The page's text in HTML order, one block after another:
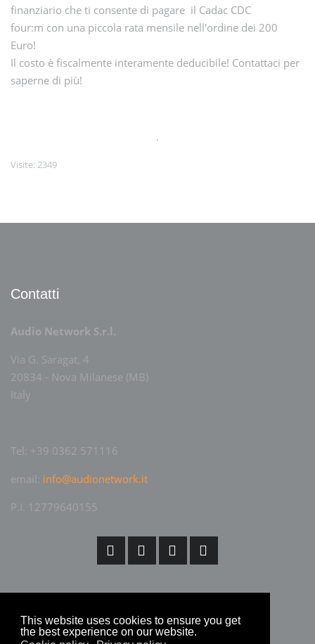
This website uses cookies to ensure you get
the best experience on our website.
finanziario che ti consente di pagare il Cadac CDC
four:m con una piccola rata mensile nell'ordine dei 200
Euro!
Il costo è fiscalmente interamente deducibile! Contattaci per
saperne di più!
.
Visite: 2349
Contatti
Audio Network S.r.l.
Via G. Saragat, 4
20834 - Nova Milanese (MB)
Italy
Tel: +39 0362 571116
email: info@audionetwork.it
P.I. 12779640155